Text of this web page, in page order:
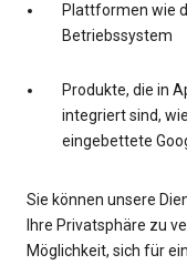
Plattformen wie
Betriebssystem
Produkte, die in
integriert sind,
eingebettete
Sie können unsere
Ihre Privatsphäre zu
Möglichkeit, sich für